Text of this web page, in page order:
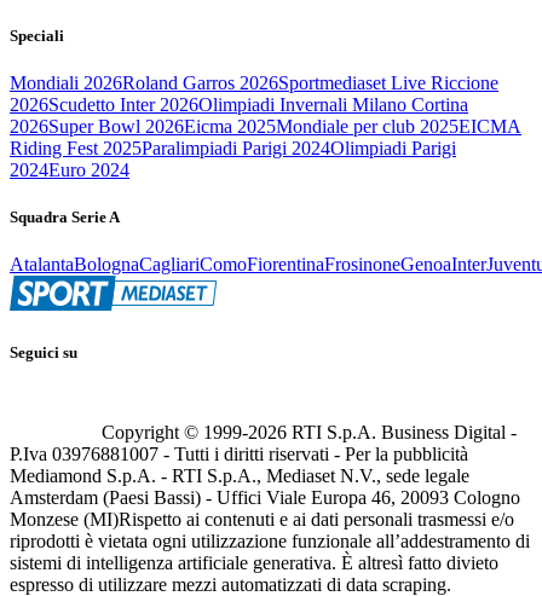
Speciali
Mondiali 2026Roland Garros 2026Sportmediaset Live Riccione
2026Scudetto Inter 2026Olimpiadi Invernali Milano Cortina
2026Super Bowl 2026Eicma 2025Mondiale per club 2025EICMA
Riding Fest 2025Paralimpiadi Parigi 2024Olimpiadi Parigi
2024Euro 2024
Squadra Serie A
AtalantaBolognaCagliariComoFiorentinaFrosinoneGenoaInter
Seguici su
Copyright © 1999-2026 RTI S.p.A. Business Digital -
P.Iva 03976881007 - Tutti i diritti riservati - Per la pubblicità
Mediamond S.p.A. - RTI S.p.A., Mediaset N.V., sede legale
Amsterdam (Paesi Bassi) - Uffici Viale Europa 46, 20093 Cologno
Monzese (MI)Rispetto ai contenuti e ai dati personali trasmessi e/o
riprodotti è vietata ogni utilizzazione funzionale all’addestramento di
sistemi di intelligenza artificiale generativa. È altresì fatto divieto
espresso di utilizzare mezzi automatizzati di data scraping.